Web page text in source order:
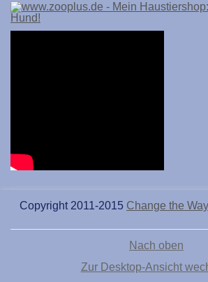
Copyright 2011-2015 Change the
Nach oben
Zur Desktop-Ansicht